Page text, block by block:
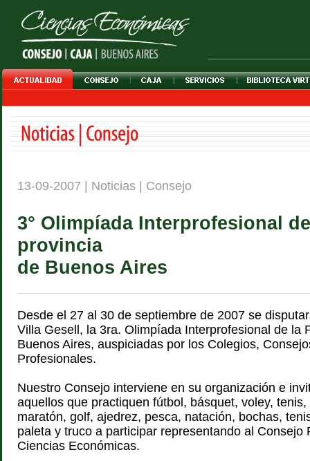
13-09-2007 | Noticias | Consejo
3° Olimpíada Interprofesional
provincia
de Buenos Aires
Desde el 27 al 30 de septiembre de 2007 se
Villa Gesell, la 3ra. Olimpíada Interprofesional de la
Buenos Aires, auspiciadas por los Colegios,
Profesionales.
Nuestro Consejo interviene en su organización e
aquellos que practiquen fútbol, básquet, voley,
maratón, golf, ajedrez, pesca, natación, bochas,
paleta y truco a participar representando al Consejo
Ciencias Económicas.